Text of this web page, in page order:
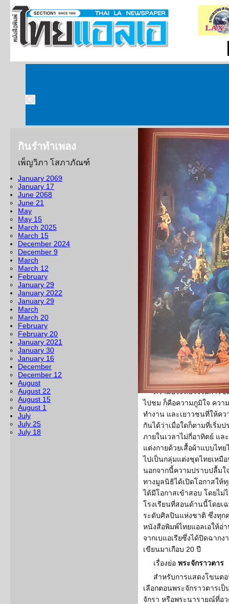
กินรำทำเพลง
เพ็ญวิภา โสภาภัณฑ์
January 2069
January 17
June 2068
June 21
May
May 15
March 2025
March 15
December 2024
December 9
March
March 12
February
January 29
January 2022
January 29
March
March 20
February
February 20
January 2021
January 30
January 16
December
December 12
August
August 22
August 15
August 1
July
July 25
July 18
กินรำทำเพลง 15
ตอน ไปชมโขน ธันวาค
คงจะยังไม่สายเกินไป
ค.ศ. 2025 ขอคุณพระศรีรั
ดลบันดาลให้ท่านผู้อ่านปร
แข็งแรงตลอดปีใหม่นี้นะคะ
ประเดิมทริปด้วยการไ
เสริมศิลปชีพฯ
ดิฉันมาเขียนคอลัมน์นี้
รานซิสโกเมื่อวันที่ 6 ธันวา
ธันวาคม 2567 เล่าละเอีย
ดิฉันไม่เคยพลาดโขนพระ
พระนางเจ้าสิริกิติ์พระบร
โดยปกติแล้วโขนพระพระ
ธันวาคม ของทุกปี บังเอิญ
มาจบในวันที่ 8 ธันวาคมพ
เช้ารอบสุดท้ายคือบ่าย 2
บุญอย่างยิ่ง ปีนี้เป็นการแส
ความประทับใจในการ
ไปชม ก็คือความภูมิใจ ควา
ทำงาน และเยาวชนที่ให้ค
กันได้ว่าเมื่อใดก็ตามที่เริ่ม
ภายในเวลาไม่กี่อาทิตย์ แ
แต่งกายด้วยเสื้อผ้าแบบไท
ไปเป็นกลุ่มแต่งชุดไทยเหมื
นอกจากนี้ความปราบปลื้มใ
ทางมูลนิธิได้เปิดโอกาสใ
ได้มีโอกาสเข้าสอบ โดยไม่
โรงเรียนที่สอนด้านนี้โดยเ
ระดับศิลปินแห่งชาติ ซึ่งทุก
หนังสือพิมพ์ไทยแอลเอให้อ่
จากเบแอเรียซึ่งได้ปิดฉาก
เขียนมาเกือบ 20 ปี
เรื่องย่อ พระจักราวตาร
สำหรับการแสดงโขนต
เลือกตอนพระจักราวตารเ
จักรา หรือพระนารายณ์ที่อ